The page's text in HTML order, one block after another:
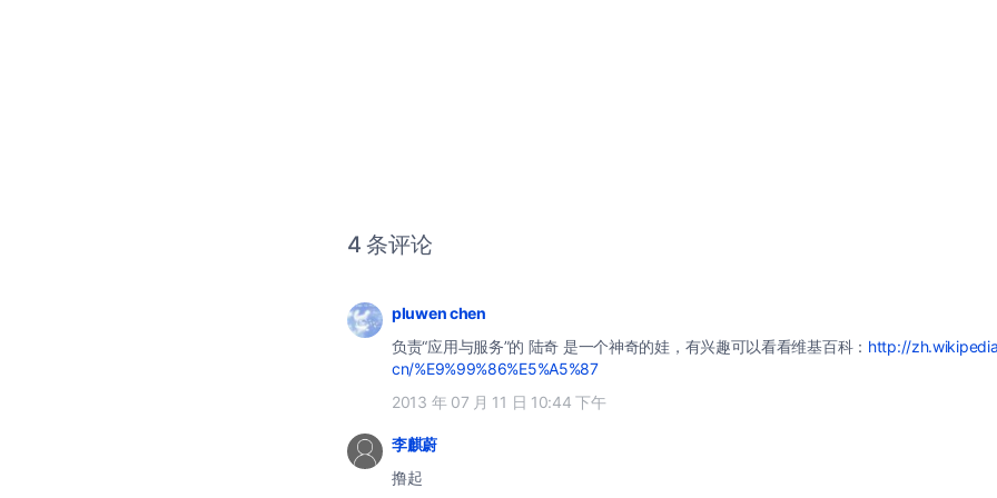
4 条评论
pluwen chen
负责“应用与服务”的 陆奇 是一个神奇的娃，有兴趣可以看看维基百科： http://
cn/%E9%99%86%E5%A5%87
2013 年 07 月 11 日 10:44 下午
李麒蔚
撸起